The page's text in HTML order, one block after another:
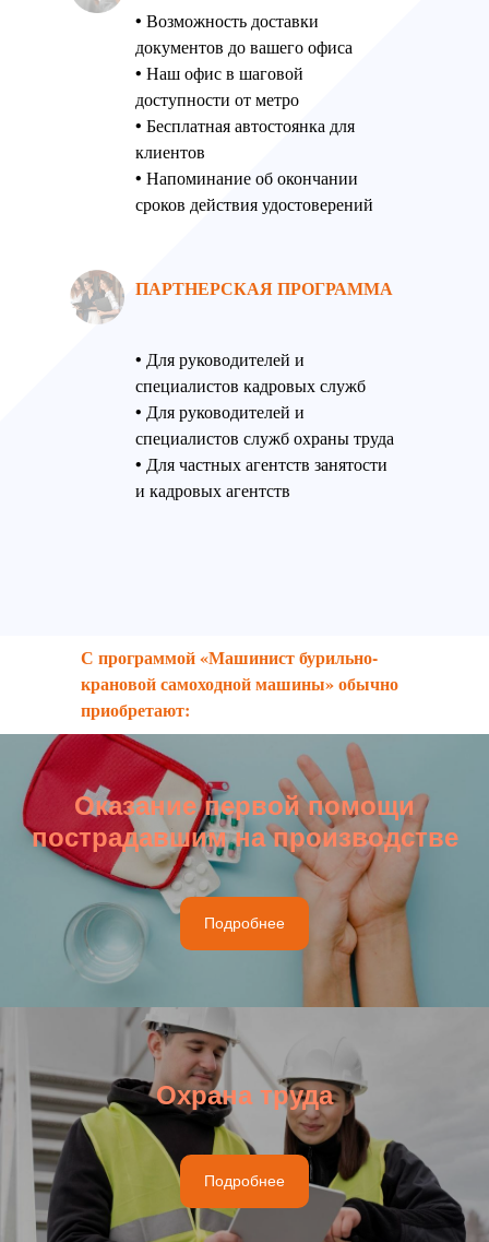
ПАРТНЕРСКАЯ ПРОГРАММА
• Возможность доставки
документов до вашего офиса
• Наш офис в шаговой
доступности от метро
• Бесплатная автостоянка для
клиентов
• Напоминание об окончании
сроков действия удостоверений
• Для руководителей и
специалистов кадровых служб
• Для руководителей и
специалистов служб охраны труда
• Для частных агентств занятости
и кадровых агентств
С программой «Машинист бурильно-
крановой самоходной машины» обычно
приобретают:
Оказание первой помощи
пострадавшим на производстве
Подробнее
Охрана труда
Подробнее